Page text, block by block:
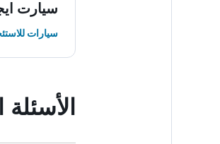
سيارت
سيارات